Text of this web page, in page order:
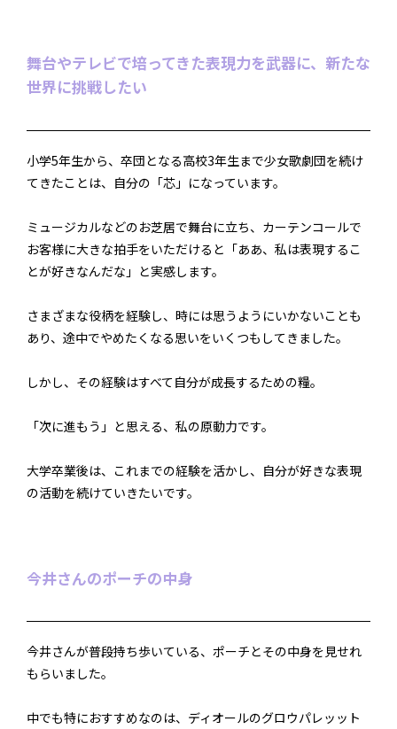
舞台やテレビで培ってきた表現力を武器に、新たな
世界に挑戦したい
小学5年生から、卒団となる高校3年生まで少女歌劇団を続け
てきたことは、自分の「芯」になっています。
ミュージカルなどのお芝居で舞台に立ち、カーテンコールで
お客様に大きな拍手をいただけると「ああ、私は表現するこ
とが好きなんだな」と実感します。
さまざまな役柄を経験し、時には思うようにいかないことも
あり、途中でやめたくなる思いをいくつもしてきました。
しかし、その経験はすべて自分が成長するための糧。
「次に進もう」と思える、私の原動力です。
大学卒業後は、これまでの経験を活かし、自分が好きな表現
の活動を続けていきたいです。
今井さんのポーチの中身
今井さんが普段持ち歩いている、ポーチとその中身を見せれ
もらいました。
中でも特におすすめなのは、ディオールのグロウパレッット